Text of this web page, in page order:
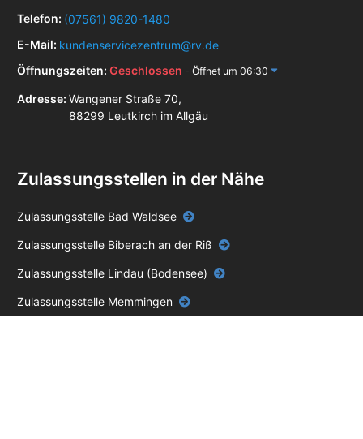
Telefon: (07561) 9820-1480
E-Mail: kundenservicezentrum@rv.de
Öffnungszeiten: Geschlossen - Öffnet um 06:30
Adresse: Wangener Straße 70,
88299 Leutkirch im Allgäu
Zulassungsstellen in der Nähe
Zulassungsstelle Bad Waldsee
Zulassungsstelle Biberach an der Riß
Zulassungsstelle Lindau (Bodensee)
Zulassungsstelle Memmingen